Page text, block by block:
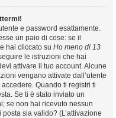
e password esattamente.
un paio di cose: se il
hai cliccato su Ho meno di 13
le istruzioni che hai
attivare il tuo account. Alcune
vengano attivate dall’utente
Quando ti registri ti
Se ti è stato inviato un
se non hai ricevuto nessun
sia valido? (L’attivazione